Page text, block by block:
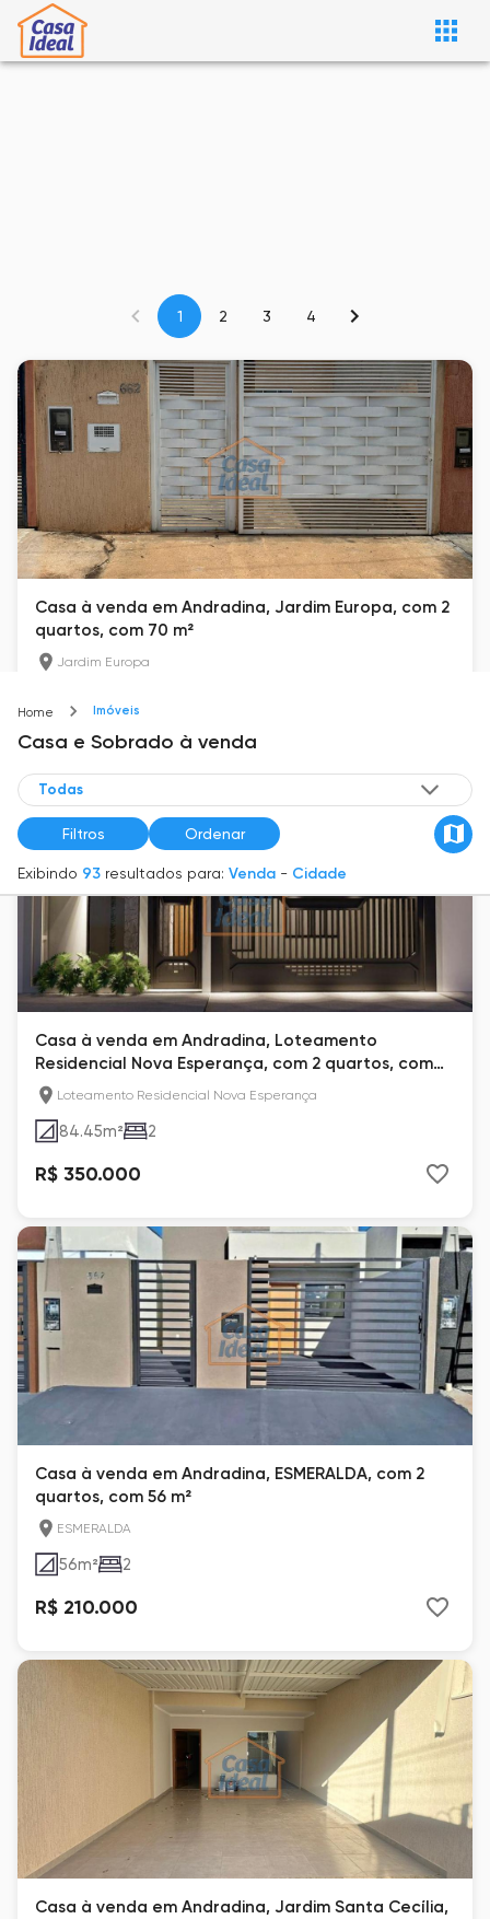
Home Imóveis
Casa e Sobrado à venda
Filtros Ordenar
Exibindo 93 resultados para: Venda - Cidade
1 2 3 4
Casa à venda em Andradina, Jardim Europa, com 2
quartos, com 70 m²
Jardim Europa
R$ 190.000
Casa à venda em Andradina, Loteamento
Residencial Nova Esperança, com 2 quartos, com
84.45 m²
Loteamento Residencial Nova Esperança
84.45m² 2
R$ 350.000
Casa à venda em Andradina, ESMERALDA, com 2
quartos, com 56 m²
ESMERALDA
56m² 2
R$ 210.000
Casa à venda em Andradina, Jardim Santa Cecília,